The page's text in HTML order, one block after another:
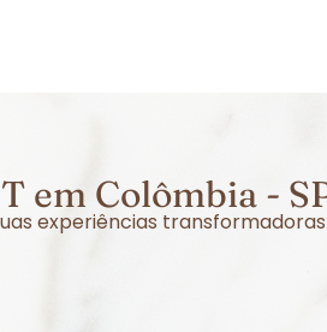
em Colômbia -
experiências